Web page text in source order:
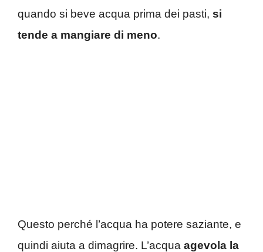
quando si beve acqua prima dei pasti, si
tende a mangiare di meno.
Questo perché l’acqua ha potere saziante, e
quindi aiuta a dimagrire. L’acqua agevola la